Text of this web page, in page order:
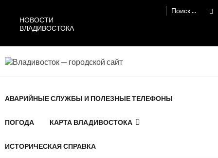
навигации
содержимому
НОВОСТИ
ВЛАДИВОСТОКА
Поиск:
АВАРИЙНЫЕ СЛУЖБЫ И ПОЛЕЗНЫЕ ТЕЛЕФОНЫ
ПОГОДА КАРТА ВЛАДИВОСТОКА
ИСТОРИЧЕСКАЯ СПРАВКА